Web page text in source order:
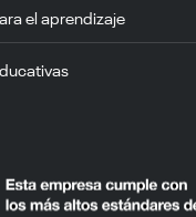
el aprendizaje